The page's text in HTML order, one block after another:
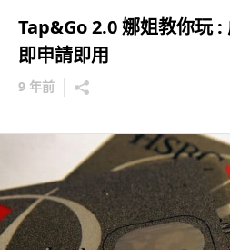
Tap&Go 2.0 娜姐教你玩
即申請即用
9 年前